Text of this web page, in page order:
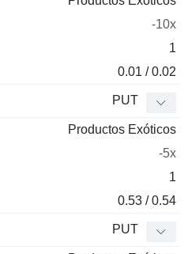
-10x
1
0.01 / 0.02
PUT
Productos Exóticos
-5x
1
0.53 / 0.54
PUT